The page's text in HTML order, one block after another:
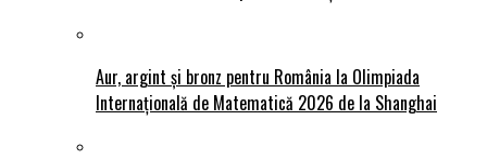
Aur, argint și bronz pentru România la Olimpiada
Internațională de Matematică 2026 de la Shanghai